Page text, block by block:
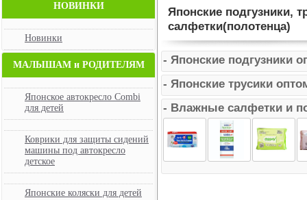
НОВИНКИ
Новинки
МАЛЫШАМ и РОДИТЕЛЯМ
Японское автокресло Combi
для детей
Коврики для защиты сидений
машины под автокресло
детское
Японские коляски для детей
Японские подгузники,
салфетки(полотенца)
- Японские подгузники
- Японские трусики
- Влажные салфетки и